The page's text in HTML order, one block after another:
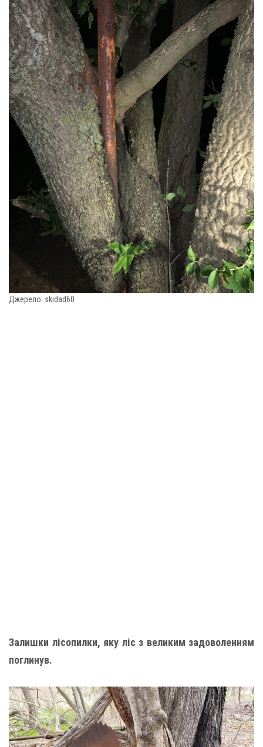
Джерело: skidad60
Залишки лісопилки, яку ліс з великим задоволенням
поглинув.